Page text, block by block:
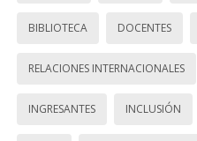
BIBLIOTECA DOCENTES
RELACIONES INTERNACIONALES
INGRESANTES INCLUSIÓN